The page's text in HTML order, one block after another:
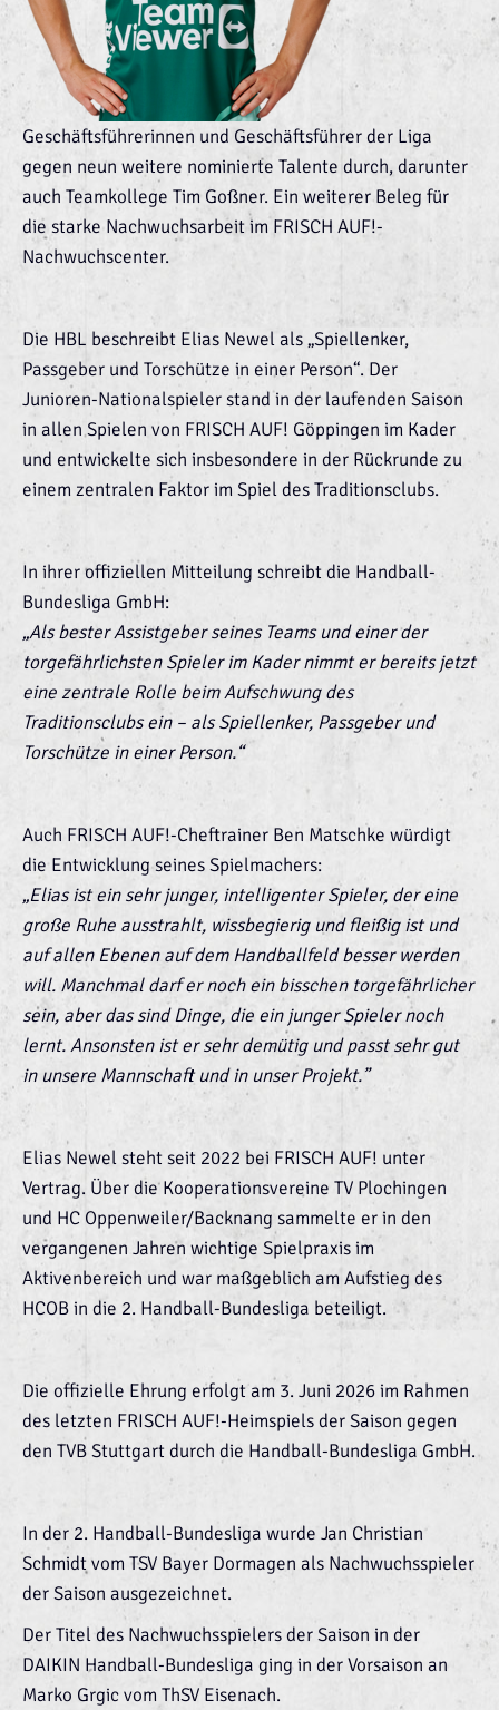
Geschäftsführerinnen und Geschäftsführer der Liga
gegen neun weitere nominierte Talente durch, darunter
auch Teamkollege Tim Goßner. Ein weiterer Beleg für
die starke Nachwuchsarbeit im FRISCH AUF!-
Nachwuchscenter.
Die HBL beschreibt Elias Newel als „Spiellenker,
Passgeber und Torschütze in einer Person“. Der
Junioren-Nationalspieler stand in der laufenden Saison
in allen Spielen von FRISCH AUF! Göppingen im Kader
und entwickelte sich insbesondere in der Rückrunde zu
einem zentralen Faktor im Spiel des Traditionsclubs.
In ihrer offiziellen Mitteilung schreibt die Handball-
Bundesliga GmbH:
„Als bester Assistgeber seines Teams und einer der
torgefährlichsten Spieler im Kader nimmt er bereits jetzt
eine zentrale Rolle beim Aufschwung des
Traditionsclubs ein – als Spiellenker, Passgeber und
Torschütze in einer Person.“
Auch FRISCH AUF!-Cheftrainer Ben Matschke würdigt
die Entwicklung seines Spielmachers:
„Elias ist ein sehr junger, intelligenter Spieler, der eine
große Ruhe ausstrahlt, wissbegierig und fleißig ist und
auf allen Ebenen auf dem Handballfeld besser werden
will. Manchmal darf er noch ein bisschen torgefährlicher
sein, aber das sind Dinge, die ein junger Spieler noch
lernt. Ansonsten ist er sehr demütig und passt sehr gut
in unsere Mannschaft und in unser Projekt.”
Elias Newel steht seit 2022 bei FRISCH AUF! unter
Vertrag. Über die Kooperationsvereine TV Plochingen
und HC Oppenweiler/Backnang sammelte er in den
vergangenen Jahren wichtige Spielpraxis im
Aktivenbereich und war maßgeblich am Aufstieg des
HCOB in die 2. Handball-Bundesliga beteiligt.
Die offizielle Ehrung erfolgt am 3. Juni 2026 im Rahmen
des letzten FRISCH AUF!-Heimspiels der Saison gegen
den TVB Stuttgart durch die Handball-Bundesliga GmbH.
In der 2. Handball-Bundesliga wurde Jan Christian
Schmidt vom TSV Bayer Dormagen als Nachwuchsspieler
der Saison ausgezeichnet.
Der Titel des Nachwuchsspielers der Saison in der
DAIKIN Handball-Bundesliga ging in der Vorsaison an
Marko Grgic vom ThSV Eisenach.